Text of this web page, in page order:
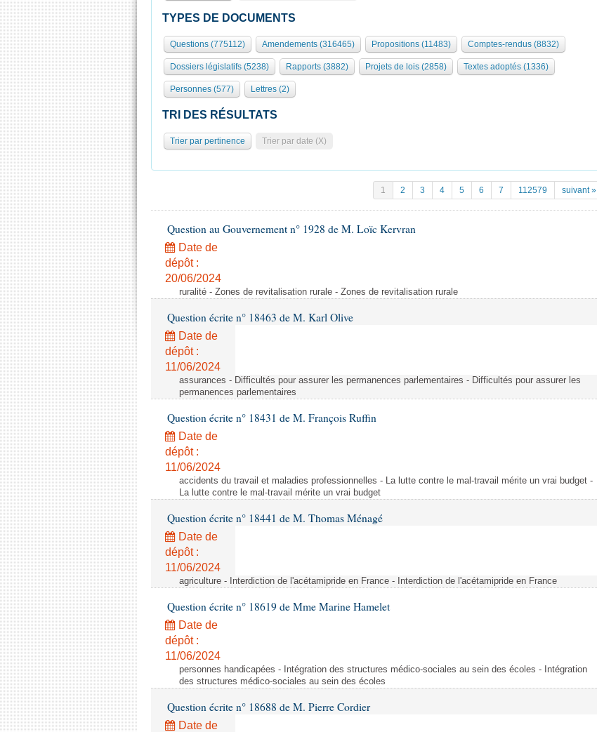
TYPES DE DOCUMENTS
Questions (775112) Amendements (316465) Propositions (11483) Comptes-rendus (8832)
Dossiers législatifs (5238) Rapports (3882) Projets de lois (2858) Textes adoptés (1336)
Personnes (577) Lettres (2)
TRI DES RÉSULTATS
Trier par pertinence Trier par date (X)
1 2 3 4 5 6 7 112579 suivant »
Question au Gouvernement n° 1928 de M. Loïc Kervran
Date de
dépôt :
20/06/2024
ruralité - Zones de revitalisation rurale - Zones de revitalisation rurale
Question écrite n° 18463 de M. Karl Olive
Date de
dépôt :
11/06/2024
assurances - Difficultés pour assurer les permanences parlementaires - Difficultés pour assurer les
permanences parlementaires
Question écrite n° 18431 de M. François Ruffin
Date de
dépôt :
11/06/2024
accidents du travail et maladies professionnelles - La lutte contre le mal-travail mérite un vrai budget -
La lutte contre le mal-travail mérite un vrai budget
Question écrite n° 18441 de M. Thomas Ménagé
Date de
dépôt :
11/06/2024
agriculture - Interdiction de l'acétamipride en France - Interdiction de l'acétamipride en France
Question écrite n° 18619 de Mme Marine Hamelet
Date de
dépôt :
11/06/2024
personnes handicapées - Intégration des structures médico-sociales au sein des écoles - Intégration
des structures médico-sociales au sein des écoles
Question écrite n° 18688 de M. Pierre Cordier
Date de